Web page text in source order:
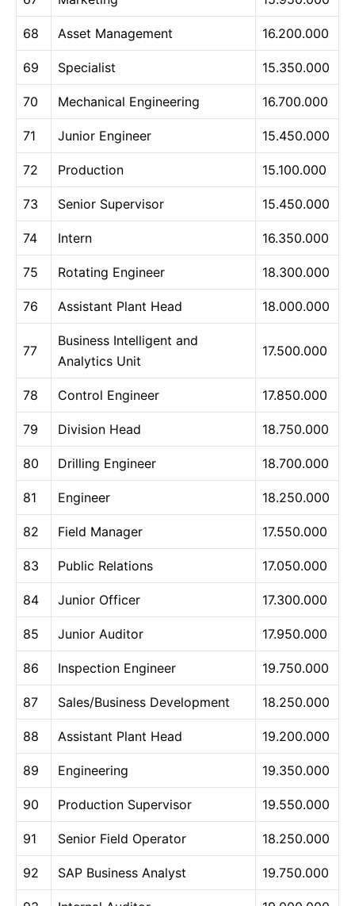
68 Asset Management 16.200.000
69 Specialist 15.350.000
70 Mechanical Engineering 16.700.000
71 Junior Engineer 15.450.000
72 Production 15.100.000
73 Senior Supervisor 15.450.000
74 Intern 16.350.000
75 Rotating Engineer 18.300.000
76 Assistant Plant Head 18.000.000
77
Business Intelligent and
Analytics Unit
17.500.000
78 Control Engineer 17.850.000
79 Division Head 18.750.000
80 Drilling Engineer 18.700.000
81 Engineer 18.250.000
82 Field Manager 17.550.000
83 Public Relations 17.050.000
84 Junior Officer 17.300.000
85 Junior Auditor 17.950.000
86 Inspection Engineer 19.750.000
87 Sales/Business Development 18.250.000
88 Assistant Plant Head 19.200.000
89 Engineering 19.350.000
90 Production Supervisor 19.550.000
91 Senior Field Operator 18.250.000
92 SAP Business Analyst 19.750.000